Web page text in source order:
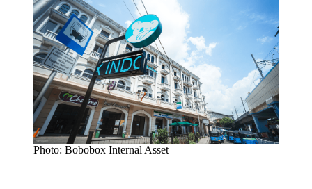
Photo: Bobobox Internal Asset